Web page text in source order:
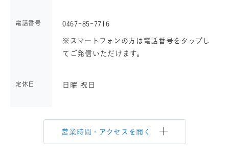
電話番号 0467-85-7716
※スマートフォンの方は電話番号をタップし
てご発信いただけます。
定休日 日曜 祝日
営業時間・アクセスを開く